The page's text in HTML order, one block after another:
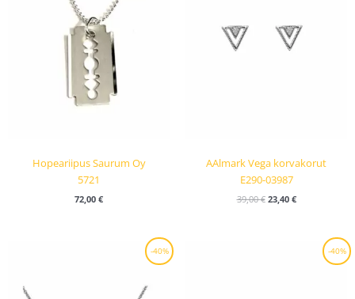
Hopeariipus Saurum Oy
5721
72,00 €
AAlmark Vega korvakorut
E290-03987
39,00€ 23,40 €
-40%
Alkuperäinen
Nykyinen
-40%
Alkuperäinen
Nykyinen